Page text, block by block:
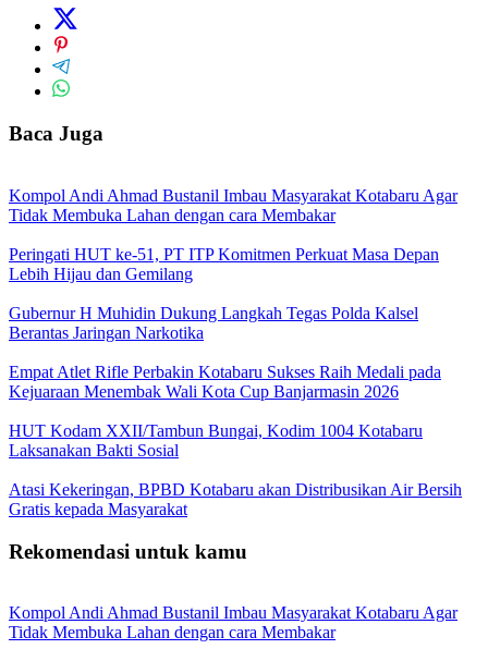
Baca Juga
Kompol Andi Ahmad Bustanil Imbau Masyarakat Kotabaru Agar
Tidak Membuka Lahan dengan cara Membakar
Peringati HUT ke-51, PT ITP Komitmen Perkuat Masa Depan
Lebih Hijau dan Gemilang
Gubernur H Muhidin Dukung Langkah Tegas Polda Kalsel
Berantas Jaringan Narkotika
Empat Atlet Rifle Perbakin Kotabaru Sukses Raih Medali pada
Kejuaraan Menembak Wali Kota Cup Banjarmasin 2026
HUT Kodam XXII/Tambun Bungai, Kodim 1004 Kotabaru
Laksanakan Bakti Sosial
Atasi Kekeringan, BPBD Kotabaru akan Distribusikan Air Bersih
Gratis kepada Masyarakat
Rekomendasi untuk kamu
Kompol Andi Ahmad Bustanil Imbau Masyarakat Kotabaru Agar
Tidak Membuka Lahan dengan cara Membakar